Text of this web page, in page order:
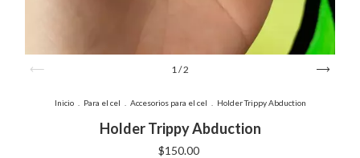
1/2
Inicio Para el cel Accesorios para el cel Holder Trippy Abduction
Holder Trippy Abduction
$150.00